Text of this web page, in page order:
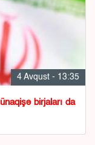
4 Avqust - 13:35
birjaları da